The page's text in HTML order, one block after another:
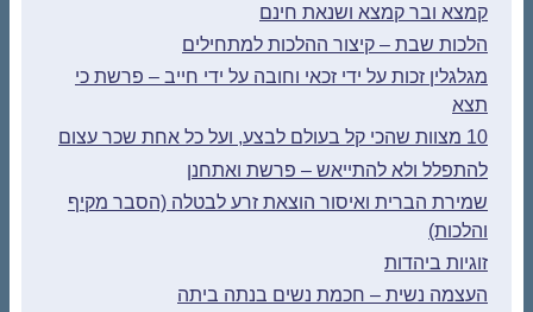
קמצא ובר קמצא ושנאת חינם
הלכות שבת – קיצור ההלכות למתחילים
מגלגלין זכות על ידי זכאי וחובה על ידי חייב – פרשת כי
תצא
10 מצוות שהכי קל בעולם לבצע, ועל כל אחת שכר עצום
להתפלל ולא להתייאש – פרשת ואתחנן
שמירת הברית ואיסור הוצאת זרע לבטלה (הסבר מקיף
והלכות)
זוגיות ביהדות
העצמה נשית – חכמת נשים בנתה ביתה